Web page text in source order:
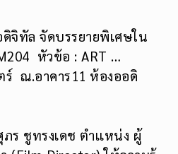
จิทัล จัดบรรยายพิเศษใน
หัวข้อ : ART …
ร์ ณ.อาคาร11 ห้องออดิ
ร ชูทรงเดช ตำเเหน่ง ผู้